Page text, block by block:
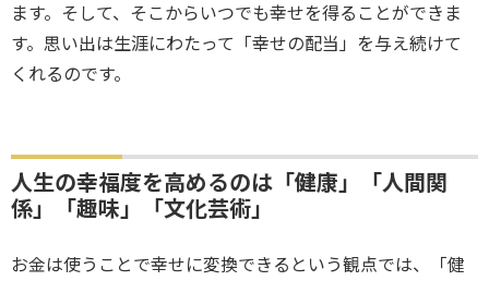
ます。そして、そこからいつでも幸せを得ることができま
す。思い出は生涯にわたって「幸せの配当」を与え続けて
くれるのです。
人生の幸福度を高めるのは「健康」「人間関
係」「趣味」「文化芸術」
お金は使うことで幸せに変換できるという観点では、「健